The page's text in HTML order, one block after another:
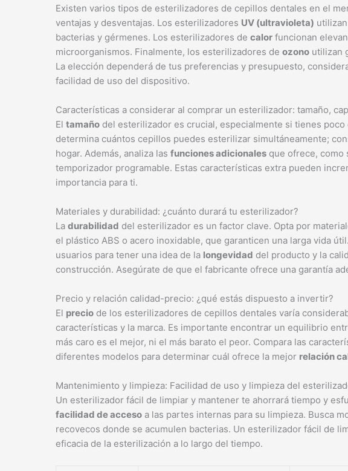
Existen varios tipos de esterilizadores de cepillos dentales en el
ventajas y desventajas. Los esterilizadores UV (ultravioleta)
bacterias y gérmenes. Los esterilizadores de calor funcionan
microorganismos. Finalmente, los esterilizadores de ozono utilizan
La elección dependerá de tus preferencias y presupuesto,
facilidad de uso del dispositivo.
Características a considerar al comprar un esterilizador: tamaño,
El tamaño del esterilizador es crucial, especialmente si tienes poco
determina cuántos cepillos puedes esterilizar simultáneamente;
hogar. Además, analiza las funciones adicionales que ofrece, como
temporizador programable. Estas características extra pueden
importancia para ti.
Materiales y durabilidad: ¿cuánto durará tu esterilizador?
La durabilidad del esterilizador es un factor clave. Opta por
el plástico ABS o acero inoxidable, que garanticen una larga vida
usuarios para tener una idea de la longevidad del producto y la
construcción. Asegúrate de que el fabricante ofrece una garantía
Precio y relación calidad-precio: ¿qué estás dispuesto a invertir?
El precio de los esterilizadores de cepillos dentales varía
características y la marca. Es importante encontrar un equilibrio
más caro es el mejor, ni el más barato el peor. Compara las
diferentes modelos para determinar cuál ofrece la mejor relación
Mantenimiento y limpieza: Facilidad de uso y limpieza del
Un esterilizador fácil de limpiar y mantener te ahorrará tiempo y
facilidad de acceso a las partes internas para su limpieza. Busca
recovecos donde se acumulen bacterias. Un esterilizador fácil de
eficacia de la esterilización a lo largo del tiempo.